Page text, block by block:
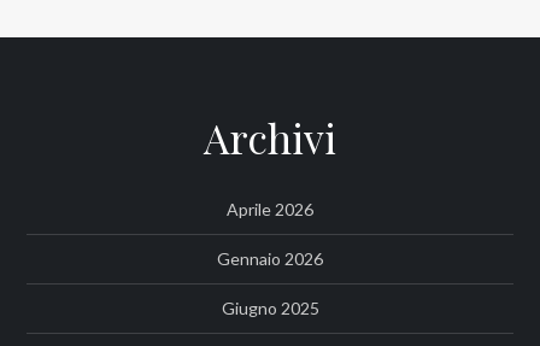
Archivi
Aprile 2026
Gennaio 2026
Giugno 2025